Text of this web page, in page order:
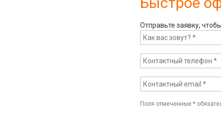
Отправьте заявку,
Поля отмеченные*